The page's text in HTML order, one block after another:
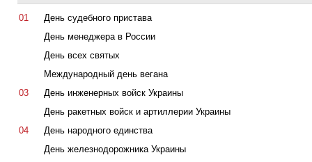
01
День судебного пристава
День менеджера в России
День всех святых
Международный день вегана
03
День инженерных войск Украины
День ракетных войск и артиллерии Украины
04
День народного единства
День железнодорожника Украины